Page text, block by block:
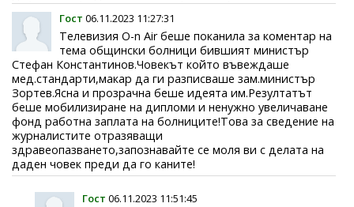
Гост 06.11.2023 11:27:31
Телевизия O-n Air беше поканила за коментар на
тема общински болници бившият министър
Стефан Константинов.Човекът който въвеждаше
мед.стандарти,макар да ги разписваше зам.министър
Зортев.Ясна и прозрачна беше идеята им.Резултатът
беше мобилизиране на дипломи и ненужно увеличаване
фонд работна заплата на болниците!Това за сведение на
журналистите отразяващи
здравеопазването,запознавайте се моля ви с делата на
даден човек преди да го каните!
Гост 06.11.2023 11:51:45